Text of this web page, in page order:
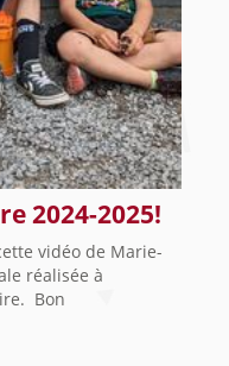
2024-2025!
vidéo de Marie-
réalisée à
Bon